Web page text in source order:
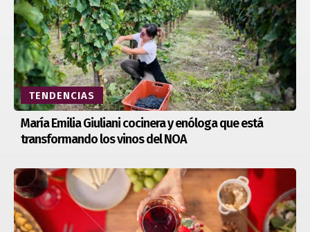
TENDENCIAS
María Emilia Giuliani cocinera y enóloga que está
transformando los vinos del NOA